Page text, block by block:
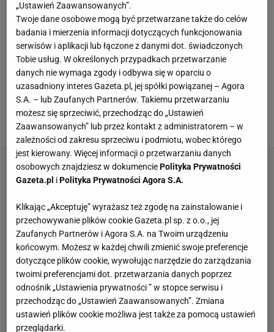
serwisów kultura.gazeta.pl, kobieta.gazeta.pl oraz
edziecko.pl. W wolnym czasie zajmuje się fotografią
portretową.
WSZYSTKIE ARTYKUŁY
To najlepsze przystawki na Wielkanoc. 28
pomysłów na zimny talerz i gorący półmisek
26 MARCA 2024, 12:39
„Ustawień Zaawansowanych”.
Twoje dane osobowe mogą być przetwarzane także do celów
badania i mierzenia informacji dotyczących funkcjonowania
serwisów i aplikacji lub łączone z danymi dot. świadczonych
Tobie usług. W określonych przypadkach przetwarzanie
danych nie wymaga zgody i odbywa się w oparciu o
uzasadniony interes Gazeta.pl, jej spółki powiązanej – Agora
S.A. – lub Zaufanych Partnerów. Takiemu przetwarzaniu
możesz się sprzeciwić, przechodząc do „Ustawień
Zaawansowanych” lub przez kontakt z administratorem – w
zależności od zakresu sprzeciwu i podmiotu, wobec którego
jest kierowany. Więcej informacji o przetwarzaniu danych
osobowych znajdziesz w dokumenciePolityka Prywatności
Gazeta.pl iPolityka Prywatności Agora S.A.
Klikając „Akceptuję” wyrażasz też zgodę na zainstalowanie i
przechowywanie plików cookie Gazeta.pl sp. z o.o., jej
Zaufanych Partnerów i Agora S.A. na Twoim urządzeniu
końcowym. Możesz w każdej chwili zmienić swoje preferencje
dotyczące plików cookie, wywołując narzędzie do zarządzania
twoimi preferencjami dot. przetwarzania danych poprzez
odnośnik „Ustawienia prywatności ” w stopce serwisu i
przechodząc do „Ustawień Zaawansowanych”. Zmiana
ustawień plików cookie możliwa jest także za pomocą ustawień
przeglądarki.